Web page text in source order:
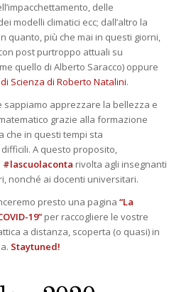
delle
modelli climatici ecc; dall’altro la
quanto, più che mai in questi giorni,
post purtroppo attuali su
quello di Alberto Saracco) oppure
Scienza di Roberto Natalini.
sappiamo apprezzare la bellezza e
grazie alla formazione
che in questi tempi sta
A questo proposito,
#lascuolaconta rivolta agli insegnanti
nonché ai docenti universitari.
presto una pagina “La
19”per raccogliere le vostre
a distanza, scoperta (o quasi) in
Staytuned!